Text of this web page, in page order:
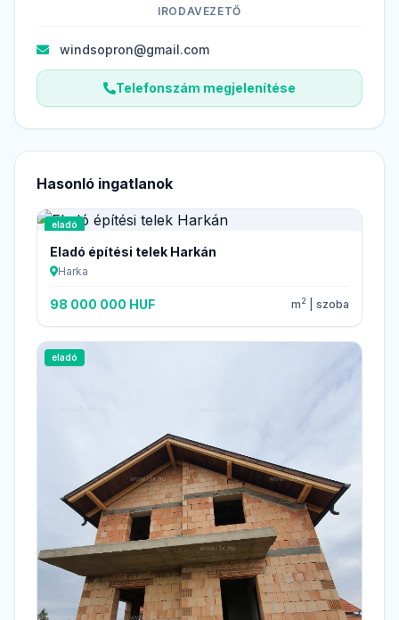
IRODAVEZETŐ
windsopron@gmail.com
Telefonszám megjelenítése
Hasonló ingatlanok
eladó
Eladó építési telek Harkán
Harka
98 000 000 HUF m2 | szoba
eladó